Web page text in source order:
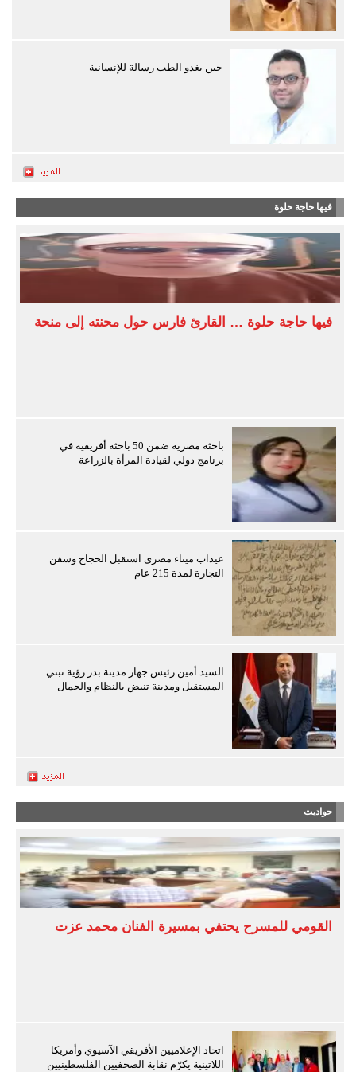
حين يغدو الطب رسالة للإنسانية
فيها حاجة حلوة
فيها حاجة حلوة … القارئ فارس حول محنته إلى منحة
باحثة مصرية ضمن 50 باحثة أفريقية في
برنامج دولي لقيادة المرأة بالزراعة
عيذاب ميناء مصرى استقبل الحجاج وسفن
التجارة لمدة 215 عام
السيد أمين رئيس جهاز مدينة بدر رؤية تبني
المستقبل ومدينة تنبض بالنظام والجمال
حواديت
القومي للمسرح يحتفي بمسيرة الفنان محمد عزت
اتحاد الإعلاميين الأفريقي الآسيوي وأمريكا
اللاتينية يكرّم نقابة الصحفيين الفلسطينيين